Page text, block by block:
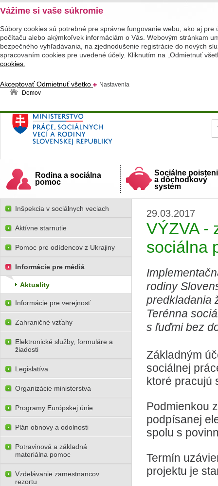
Vážime si vaše súkromie
Súbory cookies sú potrebné pre správne fungovanie webu, ako aj
počítaču alebo akýmkoľvek informáciám o Vás. Webovým stránkam
bezpečného vyhľadávania, na zjednodušenie registrácie do nových
spracovaním cookies pre uvedené účely. Kliknutím na „Odmietnuť
cookies.
AkceptovaťOdmietnuť všetko
Nastavenia
Domov
Ministerstvo práce, sociálnych vecí a rodiny
Slovenskej republiky
Rodina a sociálna
pomoc
Sociálne
a dôchodkový
systém
29.03.2017
VÝZVA -
sociálna
rodiny
predkladania
Terénna
s ľuďmi bez
Základným
sociálnej
ktoré pracujú
Podmienkou
podpísanej
spolu s
Termín
projektu je
Inšpekcia v sociálnych veciach
Aktívne starnutie
Pomoc pre odídencov z Ukrajiny
Informácie pre médiá
Aktuality
Informácie pre verejnosť
Zahraničné vzťahy
Elektronické služby, formuláre a
žiadosti
Legislatíva
Organizácie ministerstva
Programy Európskej únie
Plán obnovy a odolnosti
Potravinová a základná
materiálna pomoc
Vzdelávanie zamestnancov
rezortu